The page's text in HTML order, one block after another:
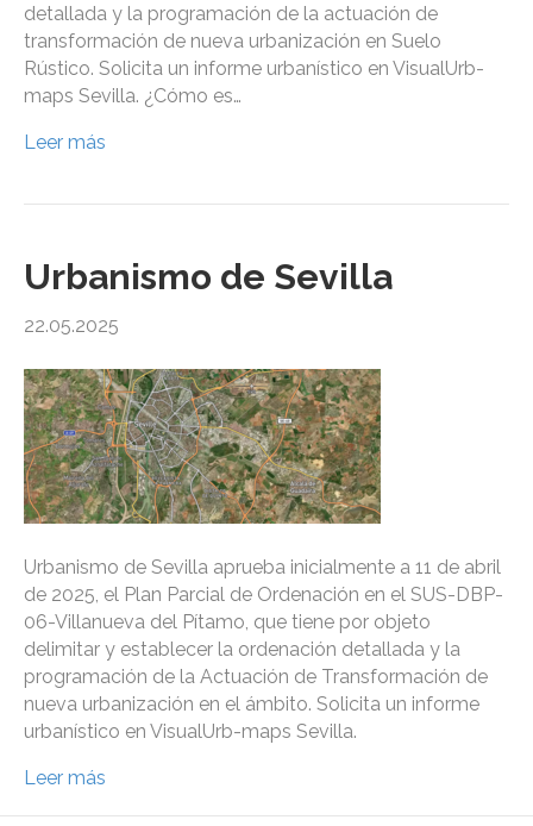
detallada y la programación de la actuación de
transformación de nueva urbanización en Suelo
Rústico. Solicita un informe urbanístico en VisualUrb-
maps Sevilla. ¿Cómo es…
Leer más
Urbanismo de Sevilla
22.05.2025
Urbanismo de Sevilla aprueba inicialmente a 11 de abril
de 2025, el Plan Parcial de Ordenación en el SUS-DBP-
06-Villanueva del Pítamo, que tiene por objeto
delimitar y establecer la ordenación detallada y la
programación de la Actuación de Transformación de
nueva urbanización en el ámbito. Solicita un informe
urbanístico en VisualUrb-maps Sevilla.
Leer más